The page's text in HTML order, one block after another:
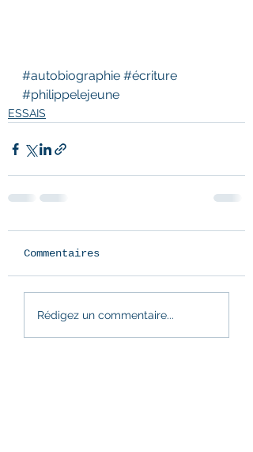
#autobiographie #écriture
#philippelejeune
ESSAIS
Commentaires
Rédigez un commentaire...